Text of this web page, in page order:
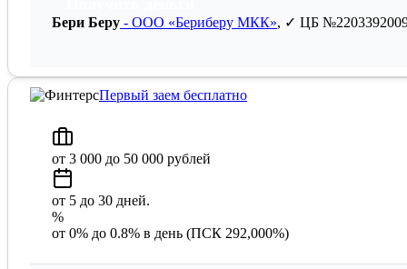
Бери Беру - ООО «Бериберу МКК», ✓ ЦБ
Первый заем бесплатно
от 3 000 до 50 000 рублей
от 5 до 30 дней.
%
от 0% до 0.8% в день (ПСК 292,000%)